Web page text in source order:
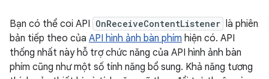
Bạn có thể coi API OnReceiveContentListener
là phiên
bản tiếp theo của API hình ảnh bàn phím hiện có. API
thống nhất này hỗ trợ chức năng của API hình ảnh bàn
phím cũng như một số tính năng bổ sung. Khả năng tương